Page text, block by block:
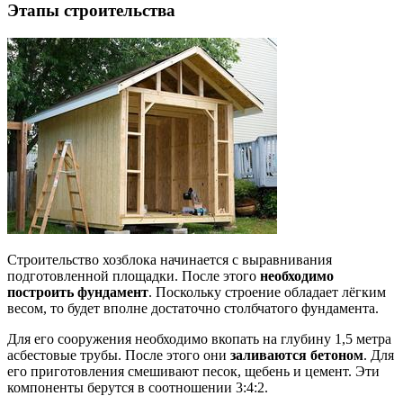
Этапы строительства
Строительство хозблока начинается с выравнивания
подготовленной площадки. После этого необходимо
построить фундамент. Поскольку строение обладает лёгким
весом, то будет вполне достаточно столбчатого фундамента.
Для его сооружения необходимо вкопать на глубину 1,5 метра
асбестовые трубы. После этого они заливаются бетоном. Для
его приготовления смешивают песок, щебень и цемент. Эти
компоненты берутся в соотношении 3:4:2.